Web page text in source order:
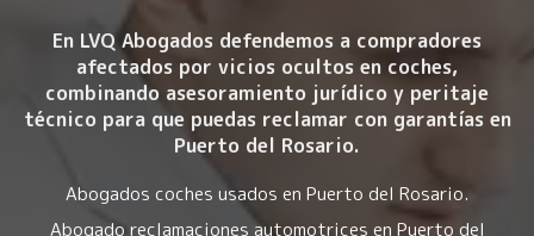
En LVQ Abogados defendemos a compradores
afectados por vicios ocultos en coches,
combinando asesoramiento jurídico y peritaje
técnico para que puedas reclamar con garantías en
Puerto del Rosario.
Abogados coches usados en Puerto del Rosario.
Abogado reclamaciones automotrices en Puerto del